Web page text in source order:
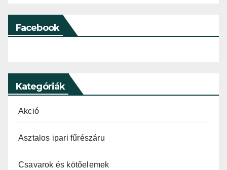
Facebook
Kategóriák
Akció
Asztalos ipari fűrészáru
Csavarok és kötőelemek